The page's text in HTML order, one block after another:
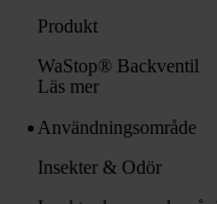
Produkt
WaStop® Backventil
Läs mer
Användningsområde
Insekter & Odör